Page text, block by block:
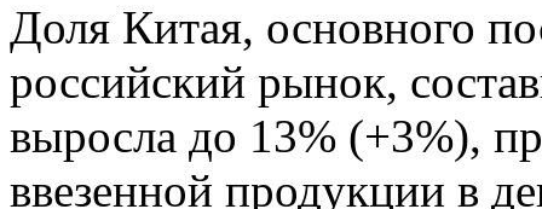
Доля Китая, основного
российский рынок,
выросла до 13% (+3%),
ввезенной продукции в